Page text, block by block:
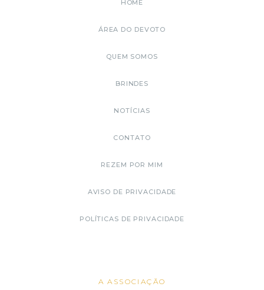
HOME
ÁREA DO DEVOTO
QUEM SOMOS
BRINDES
NOTÍCIAS
CONTATO
REZEM POR MIM
AVISO DE PRIVACIDADE
POLÍTICAS DE PRIVACIDADE
A ASSOCIAÇÃO